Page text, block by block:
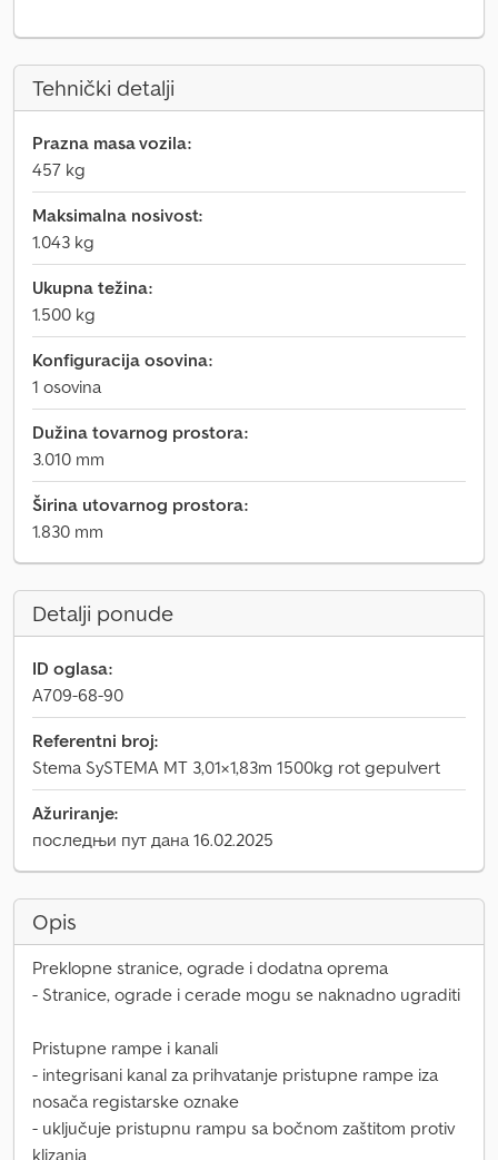
Tehnički detalji
Prazna masa vozila:
457 kg
Maksimalna nosivost:
1.043 kg
Ukupna težina:
1.500 kg
Konfiguracija osovina:
1 osovina
Dužina tovarnog prostora:
3.010 mm
Širina utovarnog prostora:
1.830 mm
Detalji ponude
ID oglasa:
A709-68-90
Referentni broj:
Stema SySTEMA MT 3,01×1,83m 1500kg rot gepulvert
Ažuriranje:
последњи пут дана 16.02.2025
Opis
Preklopne stranice, ograde i dodatna oprema
- Stranice, ograde i cerade mogu se naknadno ugraditi
Pristupne rampe i kanali
- integrisani kanal za prihvatanje pristupne rampe iza
nosača registarske oznake
- uključuje pristupnu rampu sa bočnom zaštitom protiv
klizanja